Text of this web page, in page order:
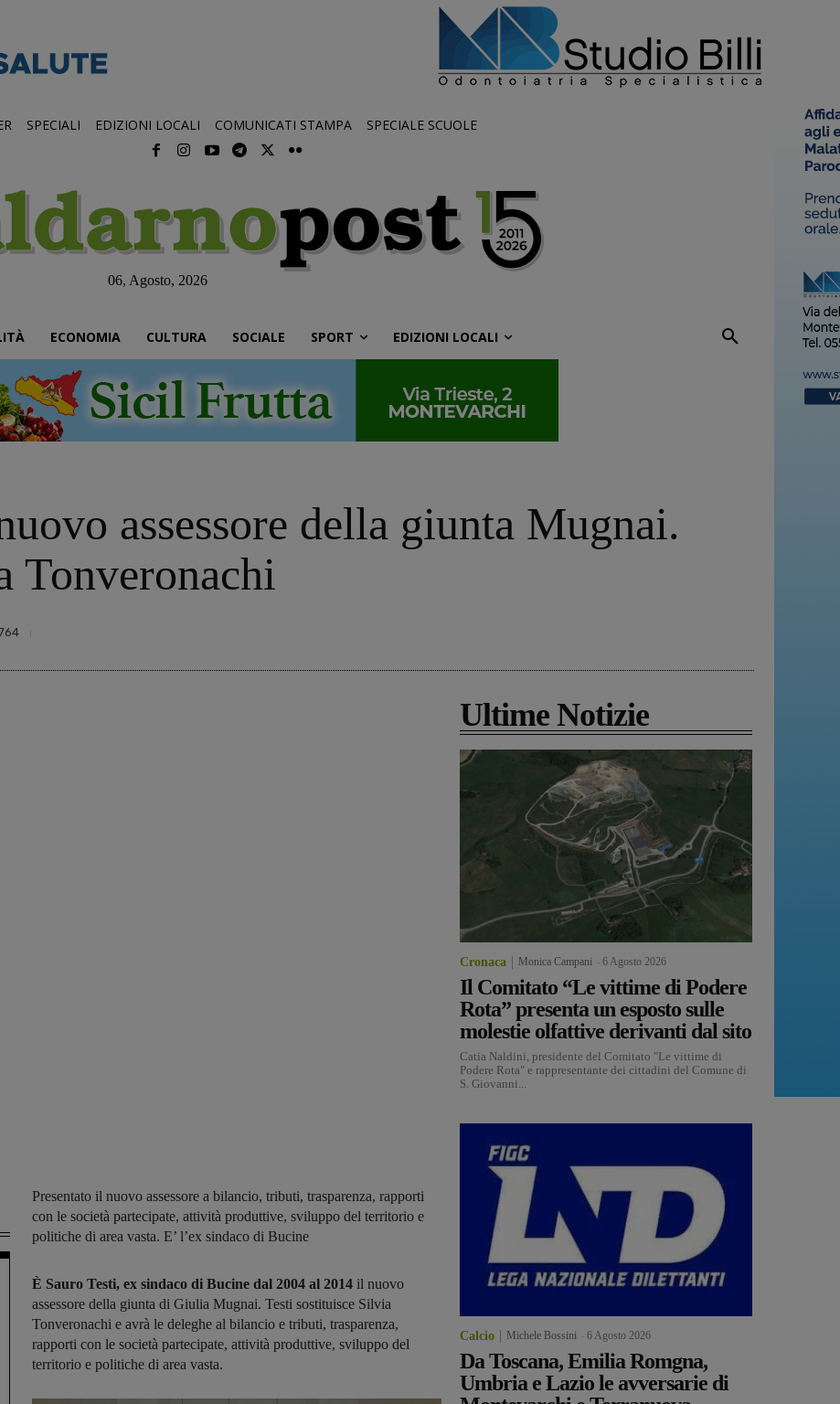
SPECIALI EDIZIONI LOCALI COMUNICATI STAMPA SPECIALE SCUOLE
06, Agosto, 2026
ECONOMIA CULTURA SOCIALE SPORT EDIZIONI LOCALI
assessore della giunta Mugnai.
Tonveronachi
Presentato il nuovo assessore a bilancio, tributi, trasparenza, rapporti
con le società partecipate, attività produttive, sviluppo del territorio e
politiche di area vasta. E’ l’ex sindaco di Bucine
È Sauro Testi, ex sindaco di Bucine dal 2004 al 2014 il nuovo
assessore della giunta di Giulia Mugnai. Testi sostituisce Silvia
Tonveronachi e avrà le deleghe al bilancio e tributi, trasparenza,
rapporti con le società partecipate, attività produttive, sviluppo del
territorio e politiche di area vasta.
Ultime Notizie
Cronaca Monica Campani 6 Agosto 2026
Il Comitato “Le vittime di Podere
Rota” presenta un esposto sulle
molestie olfattive derivanti dal sito
Catia Naldini, presidente del Comitato "Le vittime di
Podere Rota" e rappresentante dei cittadini del Comune di
S. Giovanni...
Calcio Michele Bossini 6 Agosto 2026
Da Toscana, Emilia Romgna,
Umbria e Lazio le avversarie di